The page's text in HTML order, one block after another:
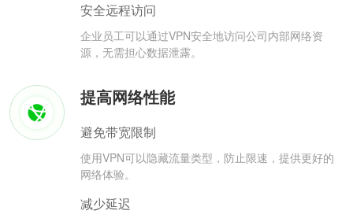
安全远程访问
企业员工可以通过VPN安全地访问公司内部网络资
源，无需担心数据泄露。
提高网络性能
避免带宽限制
使用VPN可以隐藏流量类型，防止限速，提供更好的
网络体验。
减少延迟